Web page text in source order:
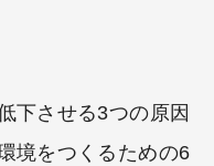
下させる3つの原因
境をつくるための6